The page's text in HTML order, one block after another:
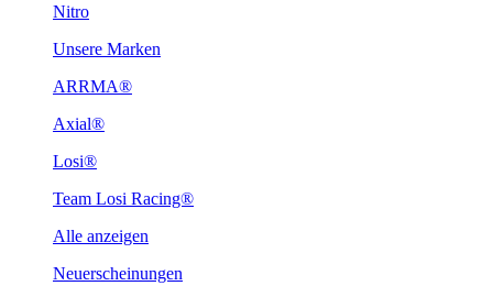
Nitro
Unsere Marken
ARRMA®
Axial®
Losi®
Team Losi Racing®
Alle anzeigen
Neuerscheinungen